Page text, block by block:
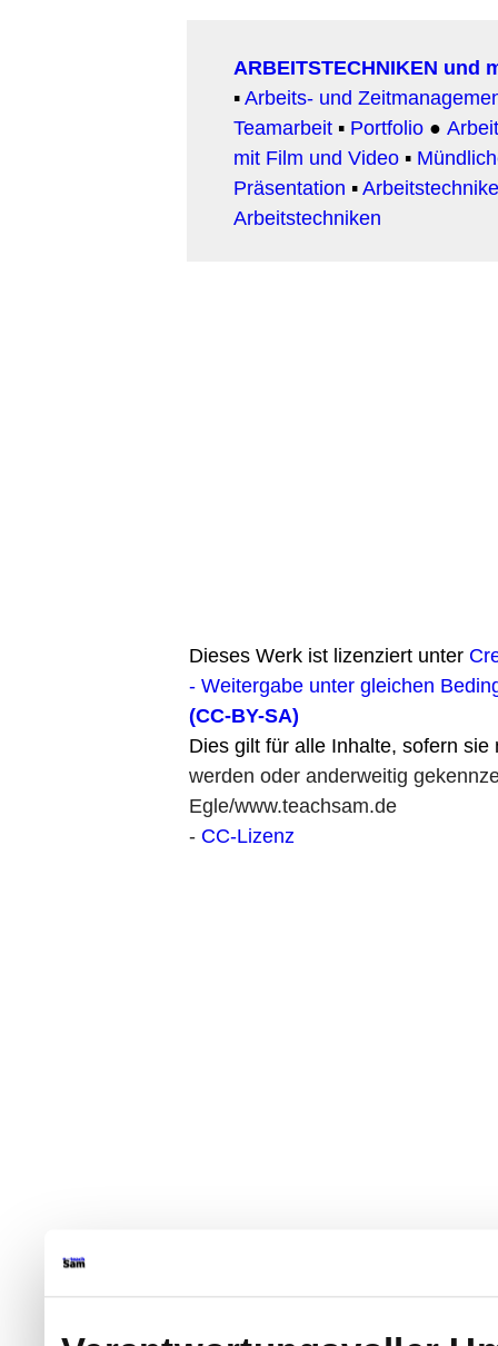
ARBEITSTECHNIKEN und
▪Arbeits- und
Teamarbeit ▪ Portfolio ●
mit Film und Video ▪
Präsentation ▪
Arbeitstechniken
Dieses Werk ist lizenziert unter
- Weitergabe unter gleichen
(CC-BY-SA)
Dies gilt für alle Inhalte, sofern
werden oder anderweitig
Egle/www.teachsam.de
- CC-Lizenz